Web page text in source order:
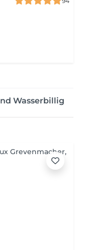
Wasserbillig